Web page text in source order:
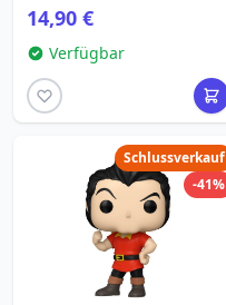
14,90 €
Verfügbar
Schlussverkauf
-41%